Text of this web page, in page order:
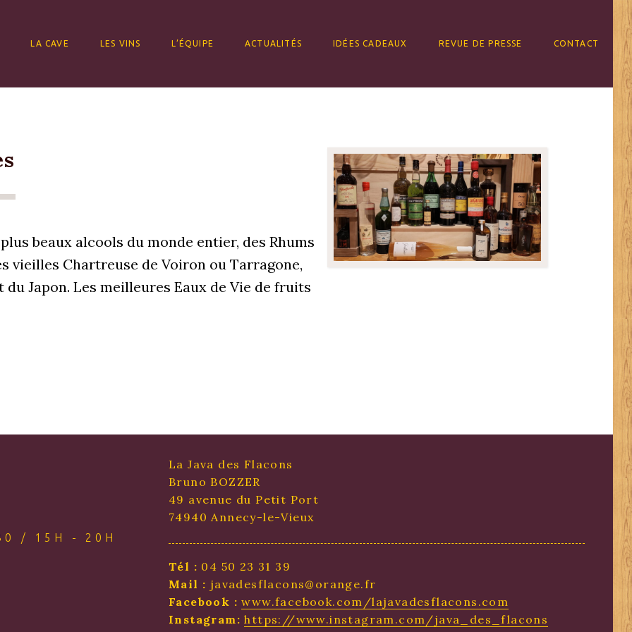
LA CAVE LES VINS L’ÉQUIPE ACTUALITÉS IDÉES CADEAUX REVUE DE PRESSE CONTACT
beaux alcools du monde entier, des Rhums
vieilles Chartreuse de Voiron ou Tarragone,
du Japon. Les meilleures Eaux de Vie de fruits
/ 15H - 20H
La Java des Flacons
Bruno BOZZER
49 avenue du Petit Port
74940 Annecy-le-Vieux
Tél : 04 50 23 31 39
Mail : javadesflacons@orange.fr
Facebook : www.facebook.com/lajavadesflacons.com
Instagram: https://www.instagram.com/java_des_flacons